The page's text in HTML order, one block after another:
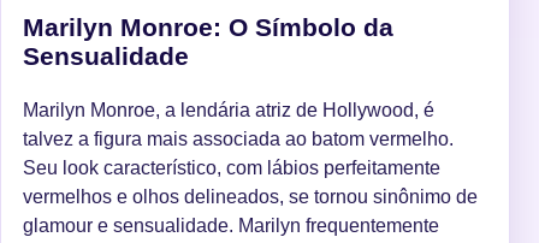
Marilyn Monroe: O Símbolo da
Sensualidade
Marilyn Monroe, a lendária atriz de Hollywood, é
talvez a figura mais associada ao batom vermelho.
Seu look característico, com lábios perfeitamente
vermelhos e olhos delineados, se tornou sinônimo de
glamour e sensualidade. Marilyn frequentemente